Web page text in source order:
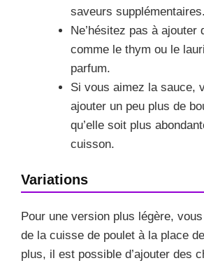
saveurs supplémentaires.
Ne’hésitez pas à ajouter
comme le thym ou le
parfum.
Si vous aimez la sauce,
ajouter un peu plus de
qu’elle soit plus
cuisson.
Variations
Pour une version plus légère,
de la cuisse de poulet à la place
plus, il est possible d’ajouter des